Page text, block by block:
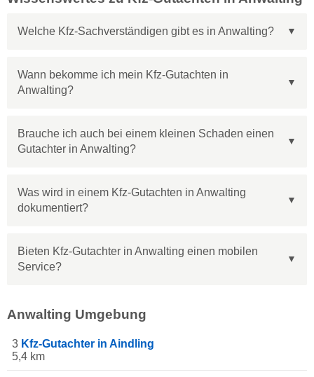
Welche Kfz-Sachverständigen gibt es in Anwalting?
Wann bekomme ich mein Kfz-Gutachten in
Anwalting?
Brauche ich auch bei einem kleinen Schaden einen
Gutachter in Anwalting?
Was wird in einem Kfz-Gutachten in Anwalting
dokumentiert?
Bieten Kfz-Gutachter in Anwalting einen mobilen
Service?
Anwalting Umgebung
3 Kfz-Gutachter in Aindling
5,4 km